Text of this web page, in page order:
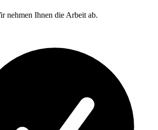
nehmen Ihnen die Arbeit ab.